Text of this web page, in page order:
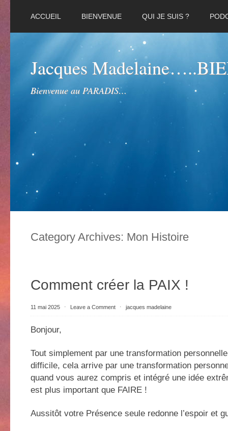
ACCUEIL BIENVENUE QUI JE SUIS ?
Jacques
Bienvenue au PARADIS…
Category Archives: Mon Histoire
Comment créer la PAIX !
11 mai 2025 ⋅ Leave a Comment ⋅ jacques madelaine
Bonjour,
Tout simplement par une transformation
difficile, cela arrive par une transformation
quand vous aurez compris et intégré une idée
est plus important que FAIRE !
Aussitôt votre Présence seule redonne l’espoir et